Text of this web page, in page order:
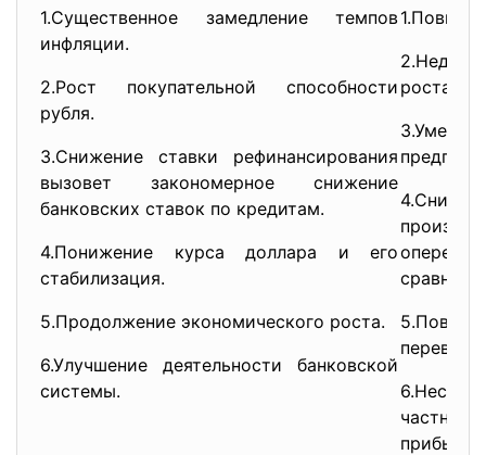
1.Существенное замедление темпов
инфляции.
2.Рост покупательной способности
рубля.
3.Снижение ставки рефинансирования
вызовет закономерное снижение
банковских ставок по кредитам.
4.Понижение курса доллара и его
стабилизация.
5.Продолжение экономического роста.
6.Улучшение деятельности банковской
системы.
роста
прибыль).